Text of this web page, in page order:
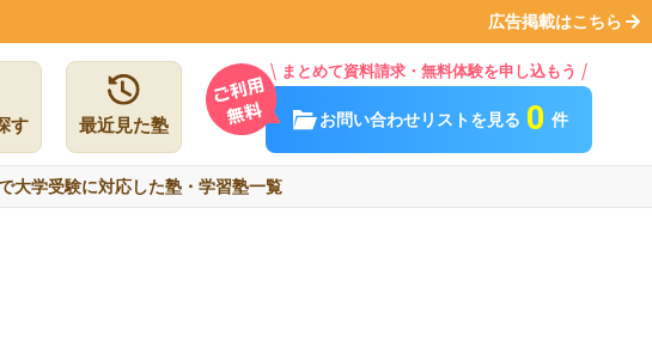
広告掲載はこちら
す 最近見た塾
まとめて資料請求・無料体験を申し込もう
お問い合わせリストを見る 0 件
大学受験に対応した塾・学習塾一覧